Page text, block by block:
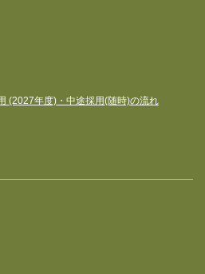
(2027年度)・中途採用(随時)の流れ